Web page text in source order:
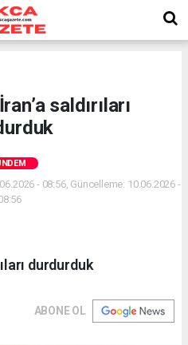
saldırıları
- 08:56, Güncelleme: 10.06.2026 -
durdurduk
ABONE OL